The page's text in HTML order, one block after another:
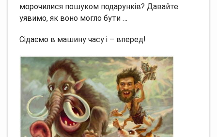
морочилися пошуком подарунків? Давайте
уявимо, як воно могло бути …
Сідаємо в машину часу і – вперед!